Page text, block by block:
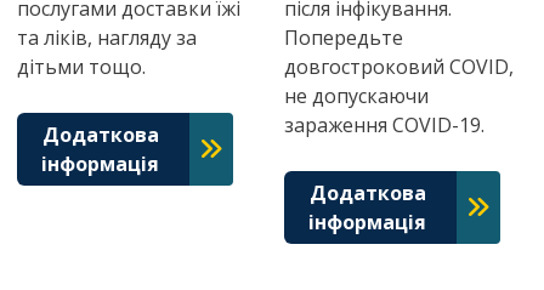
послугами доставки їжі
та ліків, нагляду за
дітьми тощо.
Додаткова
інформація
після інфікування.
Попередьте
довгостроковий COVID,
не допускаючи
зараження COVID-19.
Додаткова
інформація